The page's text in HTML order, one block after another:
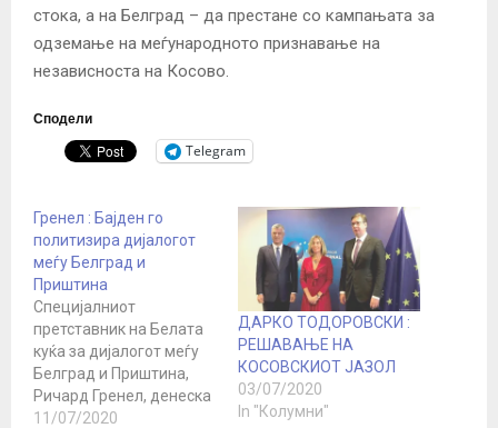
стока, а на Белград – да престане со кампањата за
одземање на меѓународното признавање на
независноста на Косово.
Сподели
Telegram
Гренел : Бајден го
политизира дијалогот
меѓу Белград и
Приштина
Специјалниот
претставник на Белата
куќа за дијалогот меѓу
Белград и Приштина,
Ричард Гренел, денеска
го обвини поранешниот
11/07/2020
ДАРКО ТОДОРОВСКИ :
РЕШАВАЊЕ НА
КОСОВСКИОТ ЈАЗОЛ
03/07/2020
In "Колумни"